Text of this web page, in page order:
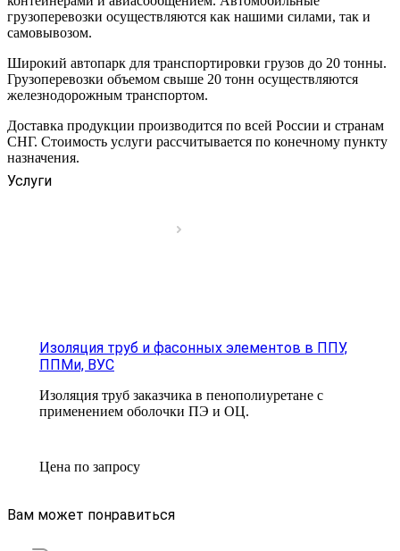
грузоперевозки осуществляются как нашими силами, так и
самовывозом.
Широкий автопарк для транспортировки грузов до 20 тонны.
Грузоперевозки объемом свыше 20 тонн осуществляются
железнодорожным транспортом.
Доставка продукции производится по всей России и странам
СНГ. Стоимость услуги рассчитывается по конечному пункту
назначения.
Услуги
Изоляция труб и фасонных элементов в ППУ,
ППМи, ВУС
Изоляция труб заказчика в пенополиуретане с
применением оболочки ПЭ и ОЦ.
Цена по запросу
Вам может понравиться